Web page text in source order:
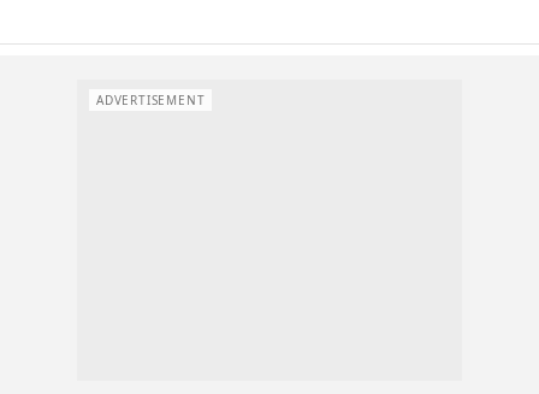
ADVERTISEMENT